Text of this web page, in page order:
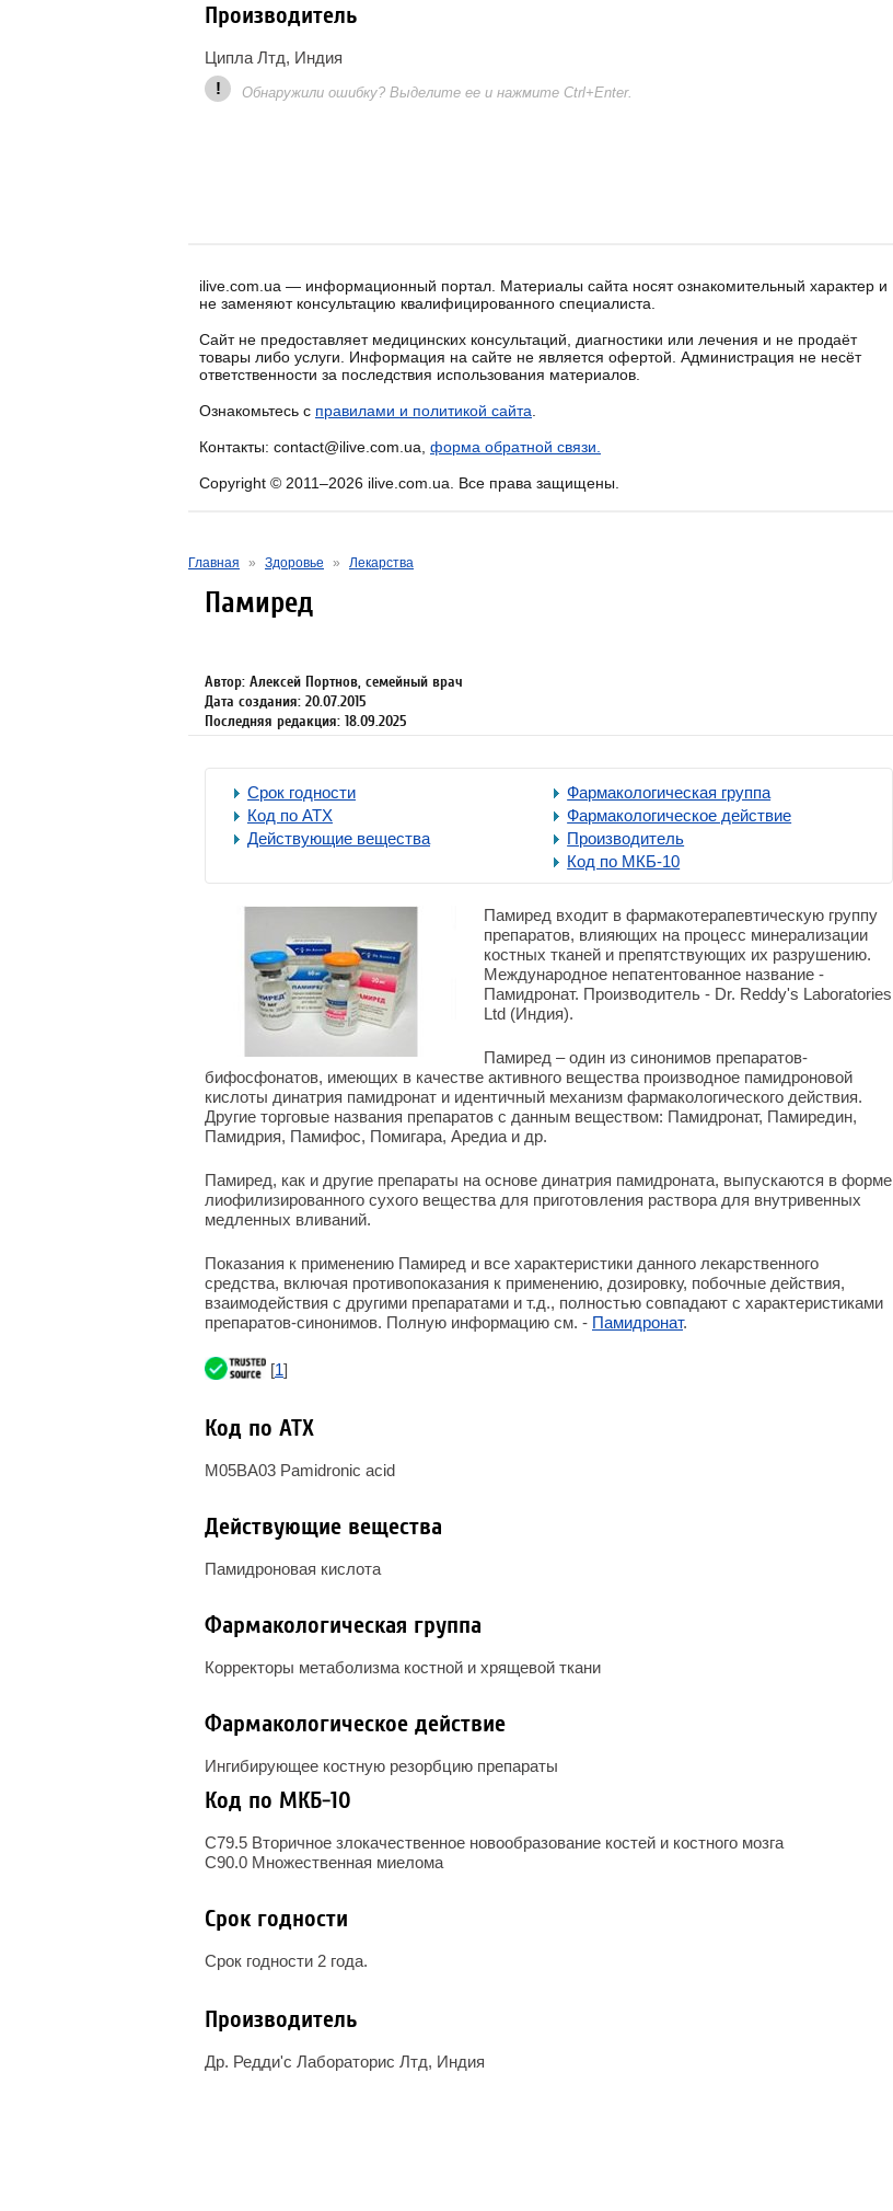
Производитель
Ципла Лтд, Индия
!
Обнаружили ошибку? Выделите ее и нажмите Ctrl+Enter.
ilive.com.ua — информационный портал. Материалы сайта носят ознакомительный характер и
не заменяют консультацию квалифицированного специалиста.
Сайт не предоставляет медицинских консультаций, диагностики или лечения и не продаёт
товары либо услуги. Информация на сайте не является офертой. Администрация не несёт
ответственности за последствия использования материалов.
Ознакомьтесь с правилами и политикой сайта
Контакты: contact@ilive.com.ua, форма обратной связи.
Copyright © 2011–2026 ilive.com.ua. Все права защищены.
Главная » Здоровье » Лекарства
Памиред
Автор: Алексей Портнов, семейный врач
Дата создания: 20.07.2015
Последняя редакция: 18.09.2025
Срок годности
Код по АТХ
Действующие вещества
Фармакологическая группа
Фармакологическое действие
Производитель
Код по МКБ-10
Памиред входит в фармакотерапевтическую группу
препаратов, влияющих на процесс минерализации
костных тканей и препятствующих их разрушению.
Международное непатентованное название -
Памидронат. Производитель - Dr. Reddy's Laboratories
Ltd (Индия).
Памиред – один из синонимов препаратов-
бифосфонатов, имеющих в качестве активного вещества производное памидроновой
кислоты динатрия памидронат и идентичный механизм фармакологического действия.
Другие торговые названия препаратов с данным веществом: Памидронат, Памиредин,
Памидрия, Памифос, Помигара, Аредиа и др.
Памиред, как и другие препараты на основе динатрия памидроната, выпускаются в форме
лиофилизированного сухого вещества для приготовления раствора для внутривенных
медленных вливаний.
Показания к применению Памиред и все характеристики данного лекарственного
средства, включая противопоказания к применению, дозировку, побочные действия,
взаимодействия с другими препаратами и т.д., полностью совпадают с характеристиками
препаратов-синонимов. Полную информацию см. - Памидронат.
[1]
Код по АТХ
M05BA03 Pamidronic acid
Действующие вещества
Памидроновая кислота
Фармакологическая группа
Корректоры метаболизма костной и хрящевой ткани
Фармакологическое действие
Ингибирующее костную резорбцию препараты
Код по МКБ-10
C79.5 Вторичное злокачественное новообразование костей и костного мозга
C90.0 Множественная миелома
Срок годности
Срок годности 2 года.
Производитель
Др. Редди'с Лабораторис Лтд, Индия